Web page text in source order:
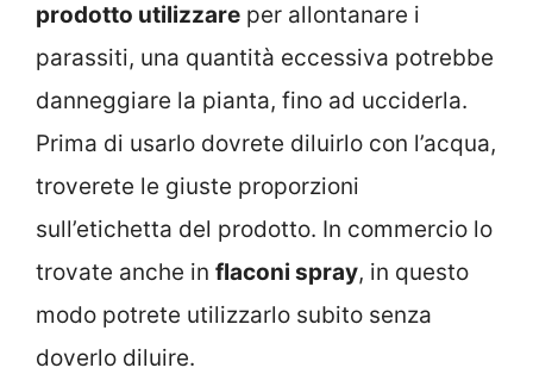
prodotto utilizzare per allontanare i
parassiti, una quantità eccessiva potrebbe
danneggiare la pianta, fino ad ucciderla.
Prima di usarlo dovrete diluirlo con l’acqua,
troverete le giuste proporzioni
sull’etichetta del prodotto. In commercio lo
trovate anche in flaconi spray, in questo
modo potrete utilizzarlo subito senza
doverlo diluire.